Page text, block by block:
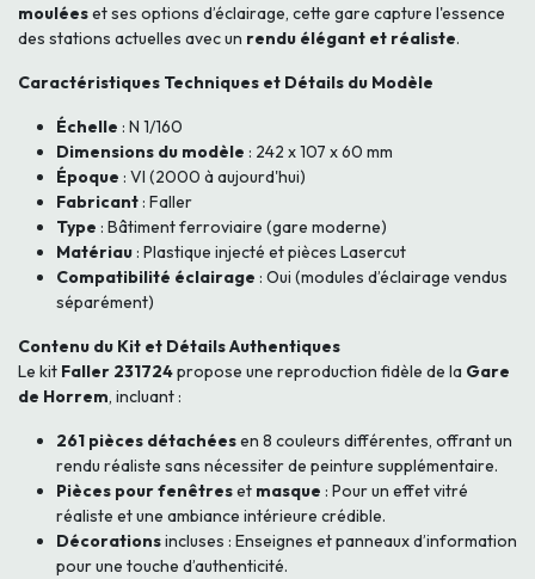
mouléeset ses options d’éclairage, cette gare capture l'essence
des stations actuelles avec un rendu élégant et réaliste.
Caractéristiques Techniques et Détails du Modèle
Échelle : N 1/160
Dimensions du modèle : 242 x 107 x 60 mm
Époque : VI (2000 à aujourd'hui)
Fabricant : Faller
Type : Bâtiment ferroviaire (gare moderne)
Matériau : Plastique injecté et pièces Lasercut
Compatibilité éclairage : Oui (modules d’éclairage vendus
séparément)
Contenu du Kit et Détails Authentiques
Le kit Faller 231724propose une reproduction fidèle de la Gare
de Horrem, incluant :
261 pièces détachéesen 8 couleurs différentes, offrant un
rendu réaliste sans nécessiter de peinture supplémentaire.
Pièces pour fenêtreset masque : Pour un effet vitré
réaliste et une ambiance intérieure crédible.
Décorationsincluses : Enseignes et panneaux d’information
pour une touche d’authenticité.